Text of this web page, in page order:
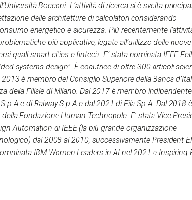
Bocconi. L’attività di ricerca si è svolta
delle architetture di calcolatori considerando
energetico e sicurezza. Più recentemente
più applicative, legate all’utilizzo delle nuove
quali smart cities e fintech. E’ stata nominata IEEE
systems design”. È coautrice di oltre 300 articoli
è membro del Consiglio Superiore della Banca
della Filiale di Milano. Dal 2017 è membro
e di Raiway S.p.A e dal 2021 di Fila Sp.A. Dal 2018 è
Fondazione Human Technopole. E' stata Vice
Automation di IEEE (la più grande organizzazione
dal 2008 al 2010, successivamente President
IBM Women Leaders in AI nel 2021 e Inspiring